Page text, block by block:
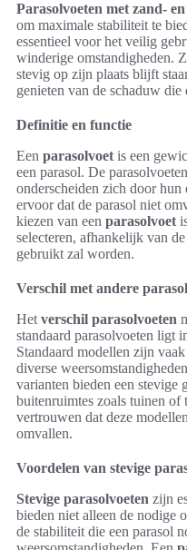
Parasolvoeten met zand-
om maximale stabiliteit te
essentieel voor het veilig
winderige omstandigheden.
stevig op zijn plaats blijft
genieten van de schaduw die
Definitie en functie
Een parasolvoet is een
een parasol. De
onderscheiden zich door
ervoor dat de parasol niet
kiezen van een parasolvoet
selecteren, afhankelijk van
gebruikt zal worden.
Verschil met andere
Het verschil parasolvoeten
standaard parasolvoeten ligt
Standaard modellen zijn
diverse
varianten bieden een stevige
buitenruimtes zoals tuinen of
vertrouwen dat deze
omvallen.
Voordelen van stevige
Stevige parasolvoeten zijn
bieden niet alleen de nodige
de stabiliteit die een parasol